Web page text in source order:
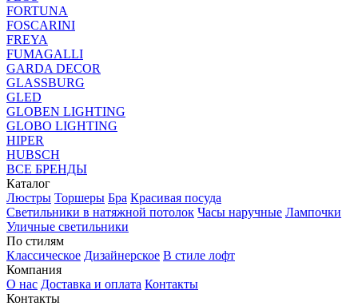
FORTUNA
FOSCARINI
FREYA
FUMAGALLI
GARDA DECOR
GLASSBURG
GLED
GLOBEN LIGHTING
GLOBO LIGHTING
HIPER
HUBSCH
ВСЕ БРЕНДЫ
Каталог
Люстры Торшеры Бра Красивая посуда
Светильники в натяжной потолок Часы наручные Лампочки
Уличные светильники
По стилям
Классическое Дизайнерское В стиле лофт
Компания
О нас Доставка и оплата Контакты
Контакты